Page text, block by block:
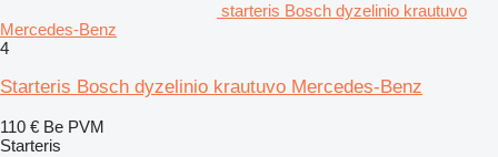
starteris Bosch dyzelinio krautuvo
Mercedes-Benz
4
Starteris Bosch dyzelinio krautuvo Mercedes-Benz
110 € Be PVM
Starteris